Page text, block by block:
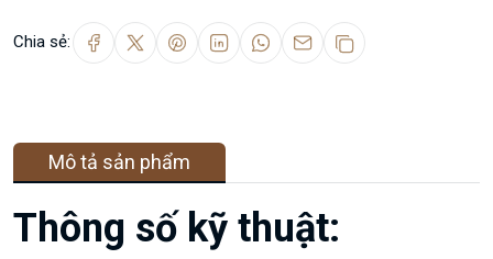
Chia sẻ:
Mô tả sản phẩm
Thông số kỹ thuật: